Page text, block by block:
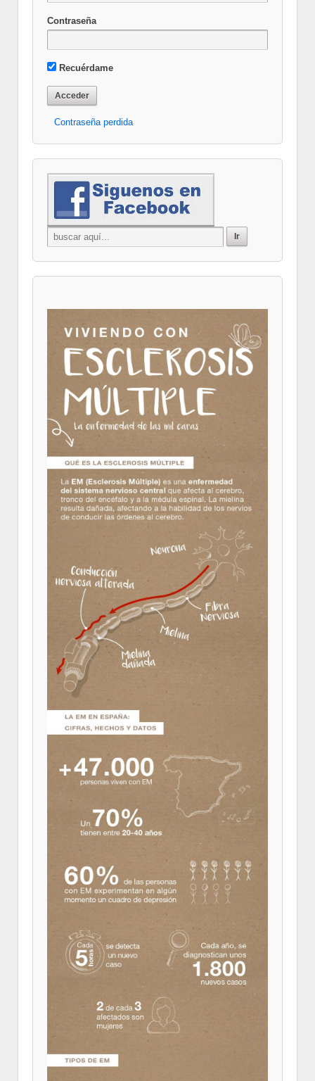
Contraseña
Recuérdame
Contraseña perdida